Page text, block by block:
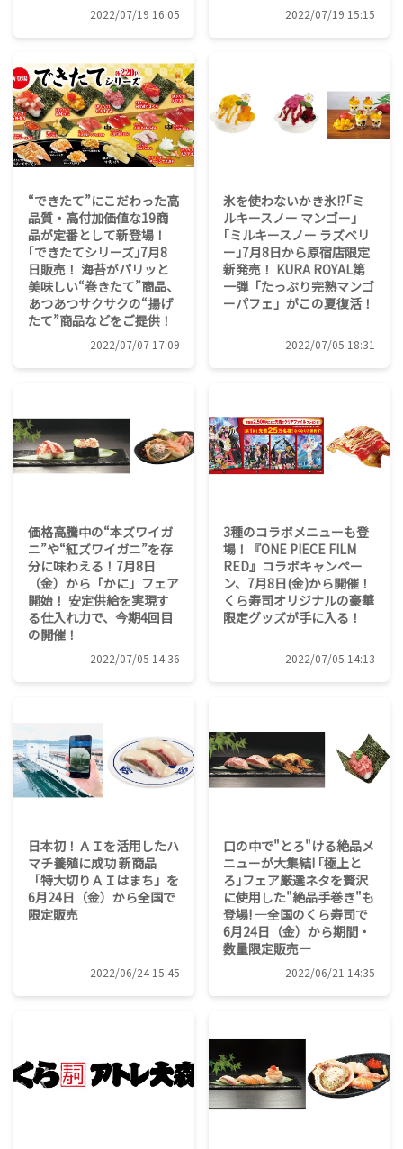
2022/07/19 16:05 2022/07/19 15:15
“できたて”にこだわった高
品質・高付加価値な19商
品が定番として新登場！
｢できたてシリーズ｣7月8
日販売！ 海苔がパリッと
美味しい“巻きたて”商品、
あつあつサクサクの“揚げ
たて”商品などをご提供！
2022/07/07 17:09
氷を使わないかき氷!?｢ミ
ルキースノー マンゴー｣
｢ミルキースノー ラズベリ
ー｣7月8日から原宿店限定
新発売！ KURA ROYAL第
一弾「たっぷり完熟マンゴ
ーパフェ」がこの夏復活！
2022/07/05 18:31
価格高騰中の“本ズワイガ
ニ”や“紅ズワイガニ”を存
分に味わえる！7月8日
（金）から「かに」フェア
開始！ 安定供給を実現す
る仕入れ力で、今期4回目
の開催！
2022/07/05 14:36
3種のコラボメニューも登
場！『ONE PIECE FILM
RED』コラボキャンペー
ン、7月8日(金)から開催！
くら寿司オリジナルの豪華
限定グッズが手に入る！
2022/07/05 14:13
日本初！ＡＩを活用したハ
マチ養殖に成功 新商品
「特大切りＡＩはまち」を
6月24日（金）から全国で
限定販売
2022/06/24 15:45
口の中で"とろ"ける絶品メ
ニューが大集結! ｢極上と
ろ｣フェア厳選ネタを贅沢
に使用した"絶品手巻き"も
登場! ―全国のくら寿司で
6月24日（金）から期間・
数量限定販売―
2022/06/21 14:35